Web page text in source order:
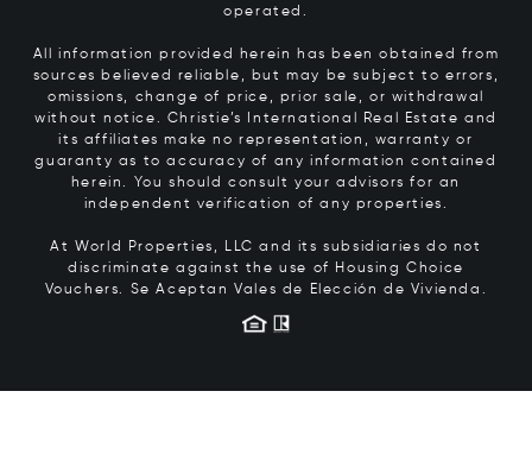
operated.
All information provided herein has been obtained from
sources believed reliable, but may be subject to errors,
omissions, change of price, prior sale, or withdrawal
without notice. Christie’s International Real Estate and
its affiliates make no representation, warranty or
guaranty as to accuracy of any information contained
herein. You should consult your advisors for an
independent verification of any properties.
At World Properties, LLC and its subsidiaries do not
discriminate against the use of Housing Choice
Vouchers. Se Aceptan Vales de Elección de Vivienda.